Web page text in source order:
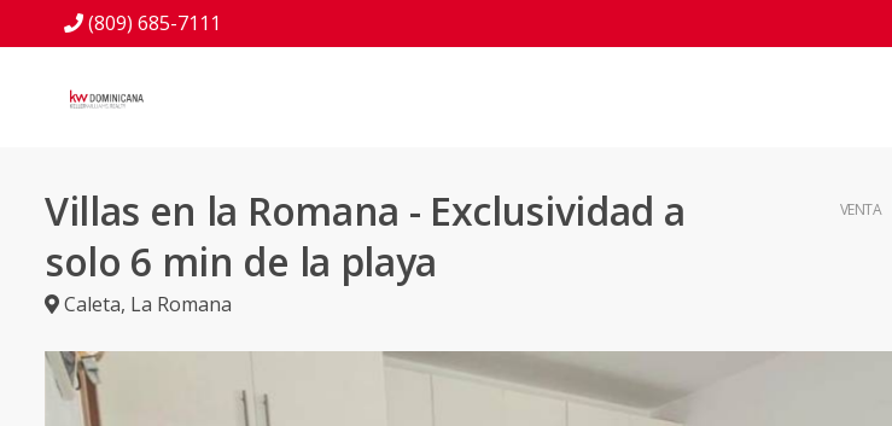
(809) 685-7111
Villas en la Romana - Exclusividad a
solo 6 min de la playa
Caleta, La Romana
VENTA